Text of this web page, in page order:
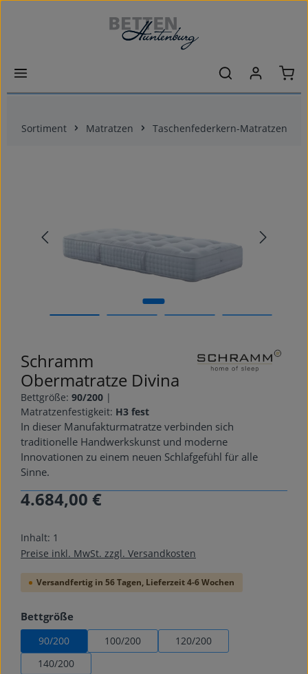
Zum Hauptinhalt springen
Sortiment Matratzen Taschenfederkern-Matratzen
Schramm
Obermatratze Divina
Bettgröße: 90/200 |
Matratzenfestigkeit: H3 fest
In dieser Manufakturmatratze verbinden sich
traditionelle Handwerkskunst und moderne
Innovationen zu einem neuen Schlafgefühl für alle
Sinne.
Regulärer Preis:
4.684,00 €
Inhalt: 1
Preise inkl. MwSt. zzgl. Versandkosten
Versandfertig in 56 Tagen, Lieferzeit 4-6 Wochen
Bettgröße
90/200 100/200
120/200
140/200